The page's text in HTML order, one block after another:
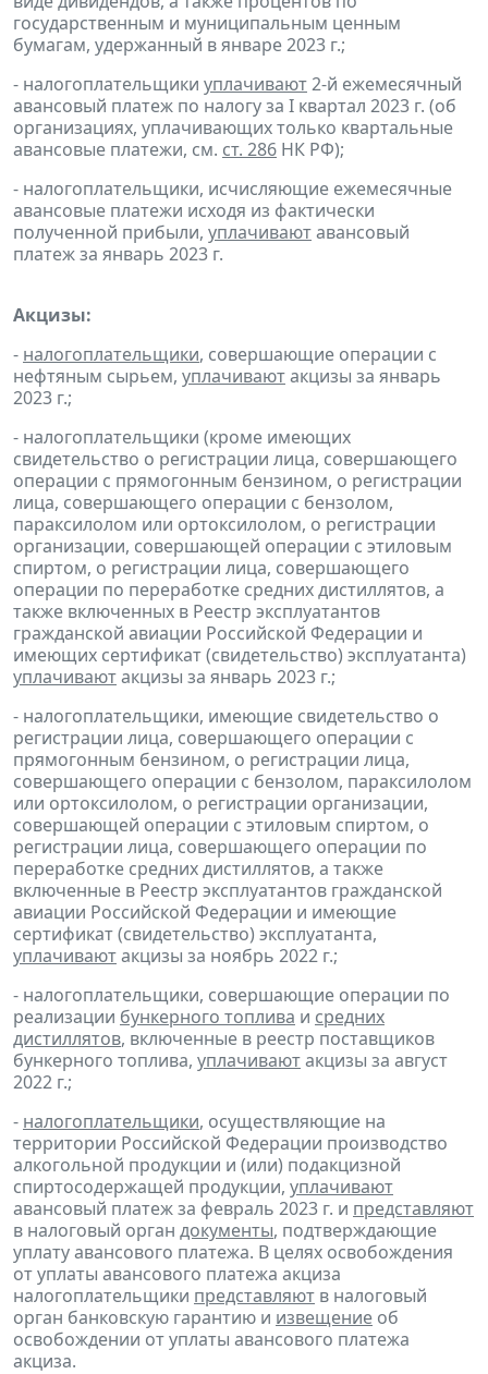
государственным и муниципальным ценным
бумагам, удержанный в январе 2023 г.;
- налогоплательщики уплачивают2-й ежемесячный
авансовый платеж по налогу за I квартал 2023 г. (об
организациях, уплачивающих только квартальные
авансовые платежи, см. ст. 286 НК РФ);
- налогоплательщики, исчисляющие ежемесячные
авансовые платежи исходя из фактически
полученной прибыли, уплачиваютавансовый
платеж за январь 2023 г.
Акцизы:
- налогоплательщики, совершающие операции с
нефтяным сырьем, уплачиваютакцизы за январь
2023 г.;
- налогоплательщики (кроме имеющих
свидетельство о регистрации лица, совершающего
операции с прямогонным бензином, о регистрации
лица, совершающего операции с бензолом,
параксилолом или ортоксилолом, о регистрации
организации, совершающей операции с этиловым
спиртом, о регистрации лица, совершающего
операции по переработке средних дистиллятов, а
также включенных в Реестр эксплуатантов
гражданской авиации Российской Федерации и
имеющих сертификат (свидетельство) эксплуатанта)
уплачиваютакцизы за январь 2023 г.;
- налогоплательщики, имеющие свидетельство о
регистрации лица, совершающего операции с
прямогонным бензином, о регистрации лица,
совершающего операции с бензолом, параксилолом
или ортоксилолом, о регистрации организации,
совершающей операции с этиловым спиртом, о
регистрации лица, совершающего операции по
переработке средних дистиллятов, а также
включенные в Реестр эксплуатантов гражданской
авиации Российской Федерации и имеющие
сертификат (свидетельство) эксплуатанта,
уплачиваютакцизы за ноябрь 2022 г.;
- налогоплательщики, совершающие операции по
реализации бункерного топлива и средних
дистиллятов, включенные в реестр поставщиков
бункерного топлива, уплачиваютакцизы за август
2022 г.;
- налогоплательщики, осуществляющие на
территории Российской Федерации производство
алкогольной продукции и (или) подакцизной
спиртосодержащей продукции, уплачивают
авансовый платеж за февраль 2023 г. и представляют
в налоговый орган документы, подтверждающие
уплату авансового платежа. В целях освобождения
от уплаты авансового платежа акциза
налогоплательщики представляют в налоговый
орган банковскую гарантию и извещение об
освобождении от уплаты авансового платежа
акциза.